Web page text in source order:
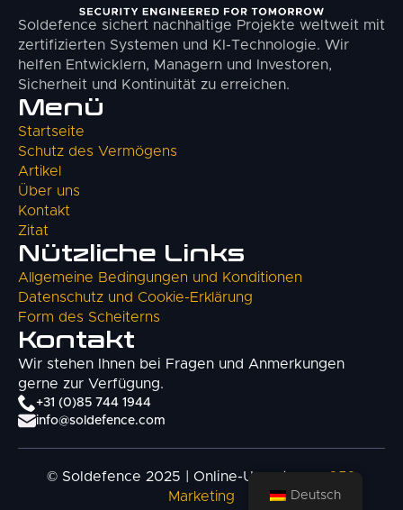
Soldefence sichert nachhaltige Projekte weltweit mit
zertifizierten Systemen und KI-Technologie. Wir
helfen Entwicklern, Managern und Investoren,
Sicherheit und Kontinuität zu erreichen.
Menü
Startseite
Schutz des Vermögens
Artikel
Über uns
Kontakt
Zitat
Nützliche Links
Allgemeine Bedingungen und Konditionen
Datenschutz und Cookie-Erklärung
Form des Scheiterns
Kontakt
Wir stehen Ihnen bei Fragen und Anmerkungen
gerne zur Verfügung.
+31 (0)85 744 1944
info@soldefence.com
© Soldefence 2025 | Online-Umsetzung:
050
Marketing
Deutsch